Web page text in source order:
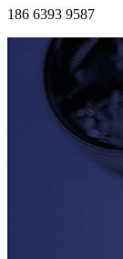
186 6393 9587